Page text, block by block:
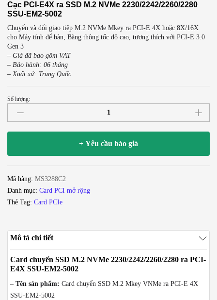
Cạc PCI-E4X ra SSD M.2 NVMe 2230/2242/2260/2280
SSU-EM2-5002
Chuyển và đổi giao tiếp M.2 NVMe Mkey ra PCI-E 4X hoặc 8X/16X
cho Máy tính để bàn, Băng thông tốc độ cao, tương thích với PCI-E 3.0
Gen 3
– Giá đã bao gồm VAT
– Bảo hành: 06 tháng
– Xuất xứ: Trung Quốc
Card
chuyển
PCI-
E4X
SSU-
5002
số
Số lượng:
+ Yêu cầu báo giá
Mã hàng: MS3288C2
Danh mục: Card PCI mở rộng
Thẻ Tag: Card PCIe
Mô tả chi tiết
Card chuyển SSD M.2 NVMe 2230/2242/2260/2280 ra PCI-
E4X SSU-EM2-5002
– Tên sản phẩm: Card chuyển SSD M.2 Mkey VNMe ra PCI-E 4X
SSU-EM2-5002